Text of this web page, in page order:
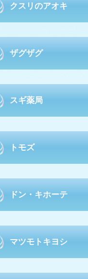
クスリのアオキ
ザグザグ
スギ薬局
トモズ
ドン・キホーテ
マツモトキヨシ